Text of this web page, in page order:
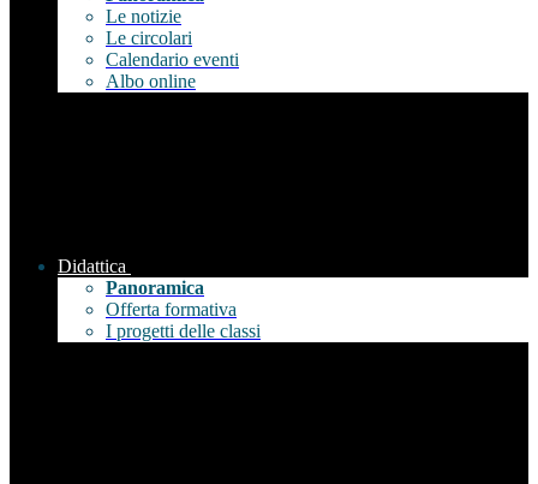
Le notizie
Le circolari
Calendario eventi
Albo online
Didattica
Panoramica
Offerta formativa
I progetti delle classi